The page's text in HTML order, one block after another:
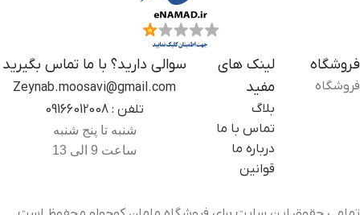
فروشگاه
لینک های
مفید
بلاگ
تماس با ما
درباره ما
سوالی دارید؟ با ما تماس بگیرید
Zeynab.moosavi@gmail.com
شنبه تا پنج شنبه